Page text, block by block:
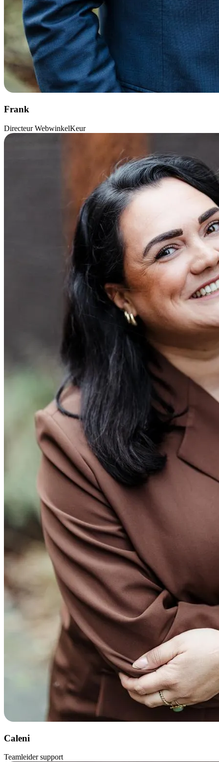
Frank
Directeur WebwinkelKeur
Caleni
Teamleider support